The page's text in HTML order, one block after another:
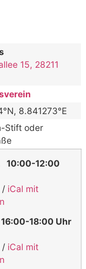
15, 28211
8.841273°E
Stift oder
10:00-12:00
/ iCal mit
16:00-18:00 Uhr
/ iCal mit